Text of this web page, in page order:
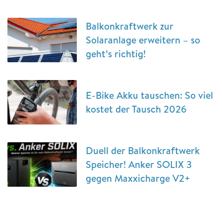
Balkonkraftwerk zur
Solaranlage erweitern – so
geht’s richtig!
E-Bike Akku tauschen: So viel
kostet der Tausch 2026
Duell der Balkonkraftwerk
Speicher! Anker SOLIX 3
gegen Maxxicharge V2+